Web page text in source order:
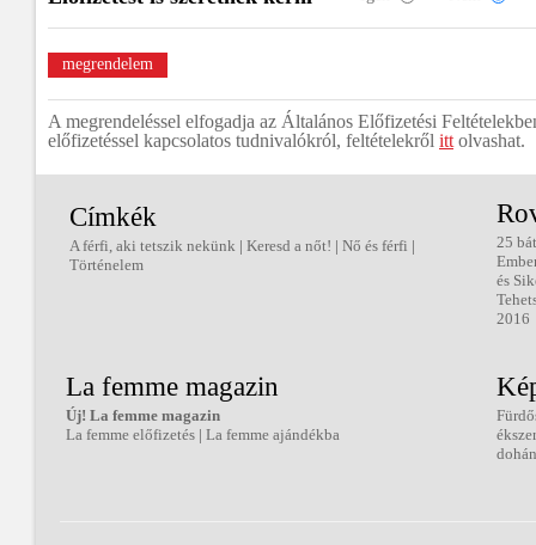
A megrendeléssel elfogadja az Általános Előfizetési
előfizetéssel kapcsolatos tudnivalókról, feltételekről itt olvashat.
Címkék
A férfi, aki tetszik nekünk | Keresd a nőt! | Nő és férfi |
Történelem
25
és
2016
La femme magazin
Új! La femme magazin
La femme előfizetés | La femme ajándékba